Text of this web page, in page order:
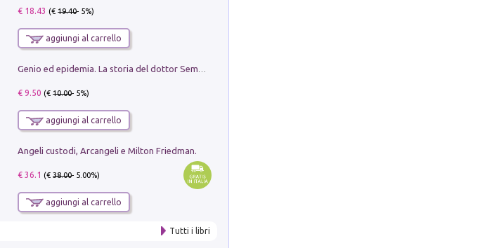
€ 18.43 (€19.40- 5%)
aggiungi al carrello
€ 9.50 (€10.00- 5%)
aggiungi al carrello
Angeli custodi, Arcangeli e Milton Friedman.
€ 36.1 (€38.00- 5.00%)
aggiungi al carrello
Tutti i libri